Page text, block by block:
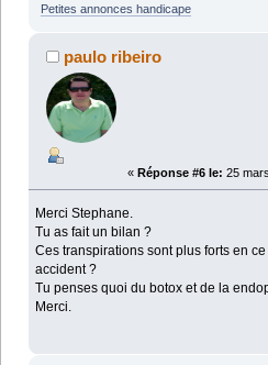
Petites annonces handicape
paulo ribeiro
« Réponse #6 le: 25
Merci Stephane.
Tu as fait un bilan ?
Ces transpirations sont plus forts en
accident ?
Tu penses quoi du botox et de la
Merci.